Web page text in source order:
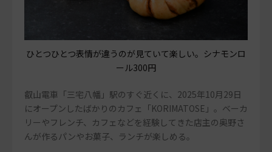
ひとつひとつ表情が違うのが見ていて楽しい。シナモンロ
ール300円
叡山電車「三宅八幡」駅のすぐ近くに、2025年10月29日
にオープンしたばかりのカフェ「KORIMATOSE」。ベーカ
リーやフレンチ、カフェなどを経験してきた店主の奥野さ
んが作るパンやお菓子、ランチが楽しめる。